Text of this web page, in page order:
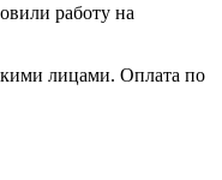
работу на
лицами. Оплата по